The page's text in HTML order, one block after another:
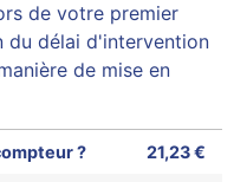
de votre premier
du délai d'intervention
de mise en
? 21,23 €